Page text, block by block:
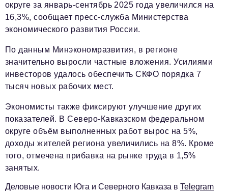
Мнение
Технологии
Политика
Общество
Транспорт
Телеком
Социальная сфера
ЖКХ
округе за январь-сентябрь 2025 года увеличился на
16,3%, сообщает пресс-служба Министерства
экономического развития России.
По данным Минэкономразвития, в регионе
значительно выросли частные вложения. Усилиями
инвесторов удалось обеспечить СКФО порядка 7
тысяч новых рабочих мест.
Экономисты также фиксируют улучшение других
показателей. В Северо-Кавказском федеральном
округе объём выполненных работ вырос на 5%,
доходы жителей региона увеличились на 8%. Кроме
того, отмечена прибавка на рынке труда в 1,5%
занятых.
Деловые новости Юга и Северного Кавказа в Telegram